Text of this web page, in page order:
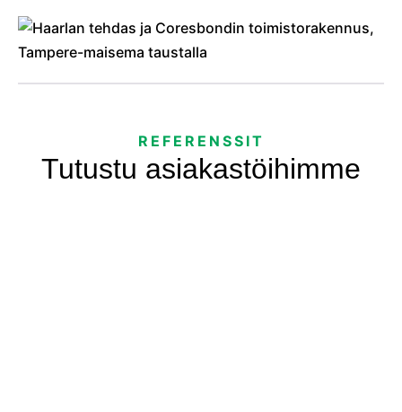
REFERENSSIT
Tutustu asiakastöihimme